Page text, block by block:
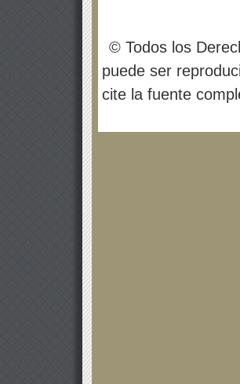
© Todos los
puede ser
cite la fuente